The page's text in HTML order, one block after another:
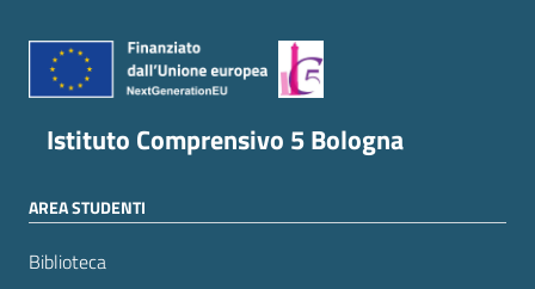
Istituto Comprensivo 5 Bologna
AREA STUDENTI
Biblioteca